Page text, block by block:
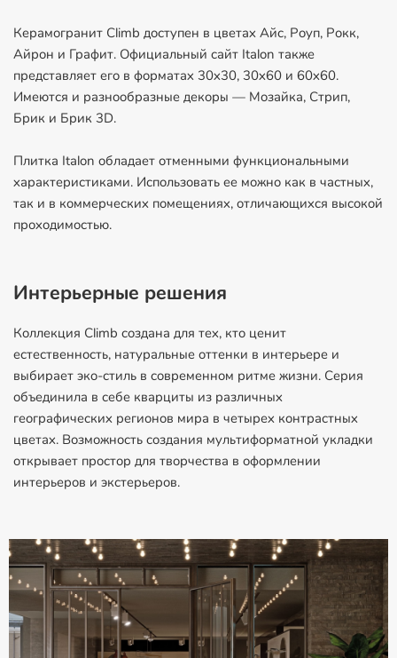
Керамогранит Climb доступен в цветах Айс, Роуп, Рокк,
Айрон и Графит. Официальный сайт Italon также
представляет его в форматах 30х30, 30х60 и 60х60.
Имеются и разнообразные декоры — Мозайка, Стрип,
Брик и Брик 3D.
Плитка Italon обладает отменными функциональными
характеристиками. Использовать ее можно как в частных,
так и в коммерческих помещениях, отличающихся высокой
проходимостью.
Интерьерные решения
Коллекция Climb создана для тех, кто ценит
естественность, натуральные оттенки в интерьере и
выбирает эко-стиль в современном ритме жизни. Серия
объединила в себе кварциты из различных
географических регионов мира в четырех контрастных
цветах. Возможность создания мультиформатной укладки
открывает простор для творчества в оформлении
интерьеров и экстерьеров.